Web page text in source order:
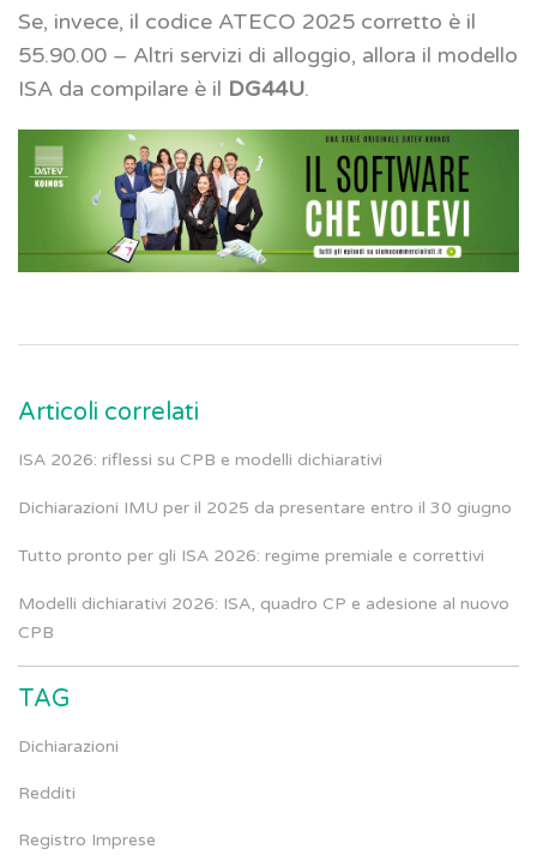
Se, invece, il codice ATECO 2025 corretto è il
55.90.00 – Altri servizi di alloggio, allora il modello
ISA da compilare è il DG44U.
Articoli correlati
ISA 2026: riflessi su CPB e modelli dichiarativi
Dichiarazioni IMU per il 2025 da presentare entro il 30 giugno
Tutto pronto per gli ISA 2026: regime premiale e correttivi
Modelli dichiarativi 2026: ISA, quadro CP e adesione al nuovo
CPB
TAG
Dichiarazioni
Redditi
Registro Imprese